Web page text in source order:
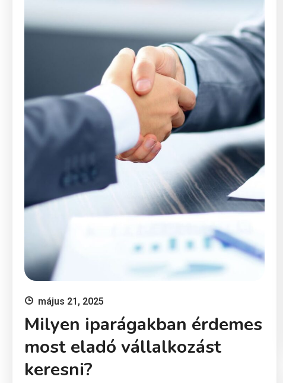
május 21, 2025
Milyen iparágakban érdemes
most eladó vállalkozást
keresni?